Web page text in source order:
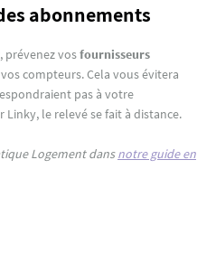
abonnements
, prévenez vosfournisseurs
compteurs. Cela vous évitera
pas à votre
le relevé se fait à distance.
Logement dansnotre guide en